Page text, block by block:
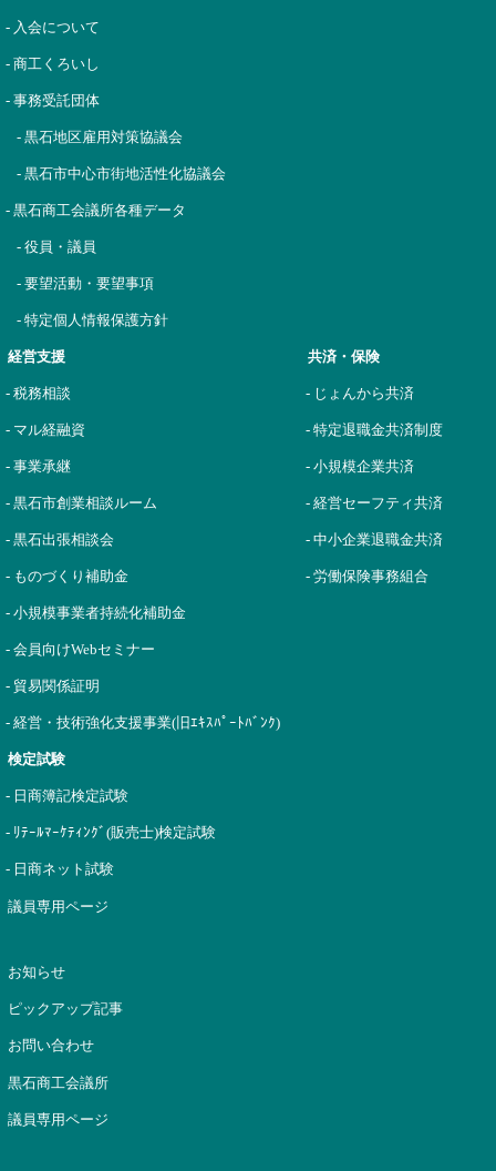
- 入会について
- 商工くろいし
- 事務受託団体
- 黒石地区雇用対策協議会
- 黒石市中心市街地活性化協議会
- 黒石商工会議所各種データ
- 役員・議員
- 要望活動・要望事項
- 特定個人情報保護方針
経営支援
- 税務相談
- マル経融資
- 事業承継
- 黒石市創業相談ルーム
- 黒石出張相談会
- ものづくり補助金
- 小規模事業者持続化補助金
- 会員向けWebセミナー
- 貿易関係証明
- 経営・技術強化支援事業(旧ｴｷｽﾊﾟｰﾄﾊﾞﾝｸ)
共済・保険
- じょんから共済
- 特定退職金共済制度
- 小規模企業共済
- 経営セーフティ共済
- 中小企業退職金共済
- 労働保険事務組合
検定試験
- 日商簿記検定試験
- ﾘﾃｰﾙﾏｰｹﾃｨﾝｸﾞ(販売士)検定試験
- 日商ネット試験
議員専用ページ
お知らせ
ピックアップ記事
お問い合わせ
黒石商工会議所
議員専用ページ